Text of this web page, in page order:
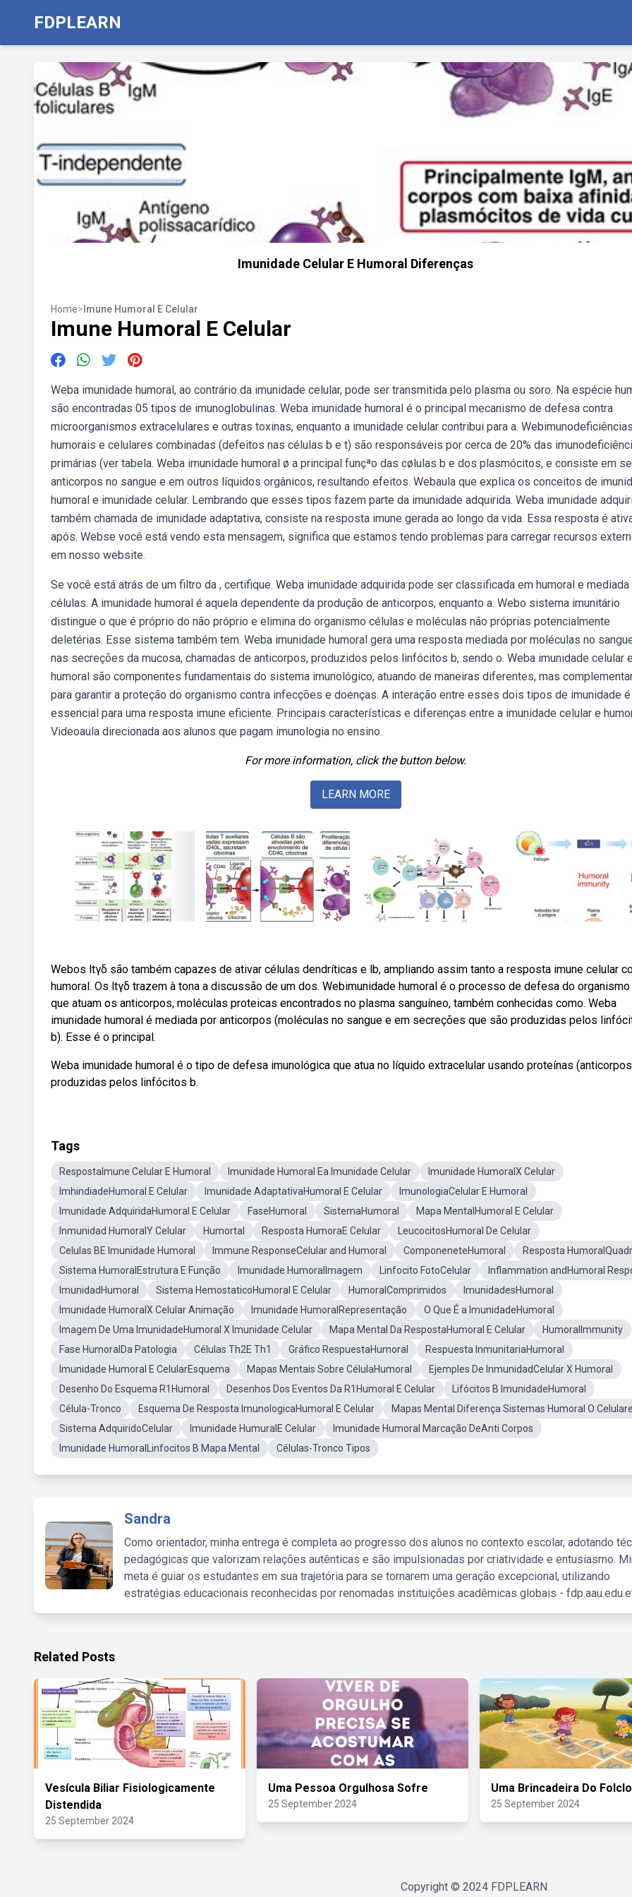
FDPLEARN
Imunidade Celular E Humoral Diferenças
Home> Imune Humoral E Celular
Imune Humoral E Celular
Weba imunidade humoral, ao contrário da imunidade celular, pode ser transmitida pelo plasma ou soro. Na espécie
são encontradas 05 tipos de imunoglobulinas. Weba imunidade humoral é o principal mecanismo de defesa contra
microorganismos extracelulares e outras toxinas, enquanto a imunidade celular contribui para a. Webimunodeficiências
humorais e celulares combinadas (defeitos nas células b e t) são responsáveis por cerca de 20% das
primárias (ver tabela. Weba imunidade humoral ø a principal funçªo das cølulas b e dos plasmócitos, e consiste em
anticorpos no sangue e em outros líquidos orgânicos, resultando efeitos. Webaula que explica os conceitos de
humoral e imunidade celular. Lembrando que esses tipos fazem parte da imunidade adquirida. Weba imunidade
também chamada de imunidade adaptativa, consiste na resposta imune gerada ao longo da vida. Essa resposta é
após. Webse você está vendo esta mensagem, significa que estamos tendo problemas para carregar recursos
em nosso website.
Se você está atrás de um filtro da , certifique. Weba imunidade adquirida pode ser classificada em humoral e mediada
células. A imunidade humoral é aquela dependente da produção de anticorpos, enquanto a. Webo sistema imunitário
distingue o que é próprio do não próprio e elimina do organismo células e moléculas não próprias potencialmente
deletérias. Esse sistema também tem. Weba imunidade humoral gera uma resposta mediada por moléculas no
nas secreções da mucosa, chamadas de anticorpos, produzidos pelos linfócitos b, sendo o. Weba imunidade celular e
humoral são componentes fundamentais do sistema imunológico, atuando de maneiras diferentes, mas
para garantir a proteção do organismo contra infecções e doenças. A interação entre esses dois tipos de imunidade é
essencial para uma resposta imune eficiente. Principais características e diferenças entre a imunidade celular e
Videoaula direcionada aos alunos que pagam imunologia no ensino.
For more information, click the button below.
LEARN MORE
Webos ltγδ são também capazes de ativar células dendríticas e lb, ampliando assim tanto a resposta imune celular
humoral. Os ltγδ trazem à tona a discussão de um dos. Webimunidade humoral é o processo de defesa do
que atuam os anticorpos, moléculas proteicas encontrados no plasma sanguíneo, também conhecidas como. Weba
imunidade humoral é mediada por anticorpos (moléculas no sangue e em secreções que são produzidas pelos
b). Esse é o principal.
Weba imunidade humoral é o tipo de defesa imunológica que atua no líquido extracelular usando proteínas
produzidas pelos linfócitos b.
Tags
RespostaImune Celular E Humoral Imunidade Humoral Ea Imunidade Celular
Imunidade HumoralX Celular
ImhindiadeHumoral E Celular
Imunidade AdaptativaHumoral E Celular
ImunologiaCelular E Humoral
Imunidade AdquiridaHumoral E Celular
FaseHumoral SistemaHumoral
Mapa MentalHumoral E Celular
Inmunidad HumoralY Celular
Humortal Resposta HumoraE Celular
LeucocitosHumoral De Celular
Celulas BE Imunidade Humoral
Immune ResponseCelular and Humoral ComponeneteHumoral
Resposta
Sistema HumoralEstrutura E Função
Imunidade HumoralImagem Linfocito FotoCelular
Inflammation andHumoral
ImunidadHumoral
Sistema HemostaticoHumoral E Celular HumoralComprimidos
ImunidadesHumoral
Imunidade HumoralX Celular Animação
Imunidade HumoralRepresentação
O Que É a ImunidadeHumoral
Imagem De Uma ImunidadeHumoral X Imunidade Celular
Mapa Mental Da RespostaHumoral E Celular
HumoralImmunity
Fase HumoralDa Patologia
Células Th2E Th1 Gráfico RespuestaHumoral
Respuesta InmunitariaHumoral
Imunidade Humoral E CelularEsquema
Mapas Mentais Sobre CélulaHumoral
Ejemples De InmunidadCelular X Humoral
Desenho Do Esquema R1Humoral
Desenhos Dos Eventos Da R1Humoral E Celular
Lifócitos B ImunidadeHumoral
Célula-Tronco
Esquema De Resposta ImunologicaHumoral E Celular
Mapas Mental Diferença Sistemas Humoral O
Sistema AdquiridoCelular
Imunidade HumuralE Celular
Imunidade Humoral Marcação DeAnti Corpos
Imunidade HumoralLinfocitos B Mapa Mental
Células-Tronco Tipos
Sandra
Como orientador, minha entrega é completa ao progresso dos alunos no contexto escolar, adotando
pedagógicas que valorizam relações autênticas e são impulsionadas por criatividade e entusiasmo.
meta é guiar os estudantes em sua trajetória para se tornarem uma geração excepcional, utilizando
estratégias educacionais reconhecidas por renomadas instituições acadêmicas globais -
Related Posts
Vesícula Biliar Fisiologicamente
Distendida
25 September 2024
Uma Pessoa Orgulhosa Sofre
25 September 2024
Uma Brincadeira Do
25 September 2024
Copyright © 2024 FDPLEARN